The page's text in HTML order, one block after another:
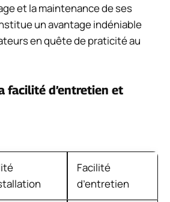
et la maintenance de ses
un avantage indéniable
en quête de praticité au
facilité d’entretien et
Facilité
d’entretien